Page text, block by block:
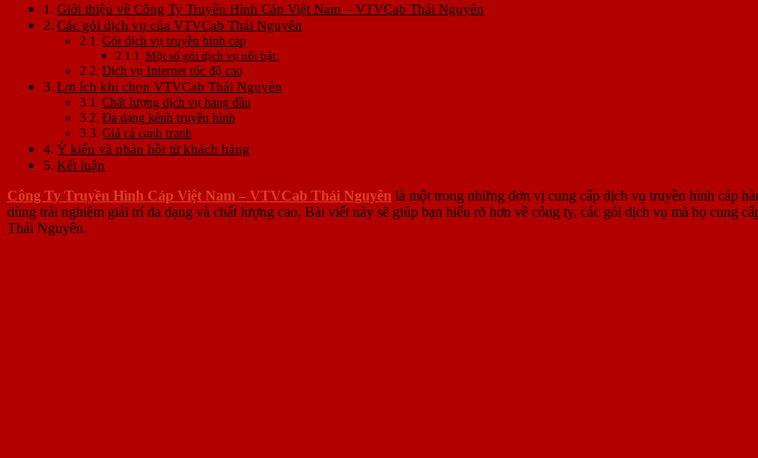
Giới thiệu về Công Ty Truyền Hình Cáp Việt Nam – VTVCab Thái Nguyên
Các gói dịch vụ của VTVCab Thái Nguyên
Gói dịch vụ truyền hình cáp
Một số gói dịch vụ nổi bật:
Dịch vụ Internet tốc độ cao
Lợi ích khi chọn VTVCab Thái Nguyên
Chất lượng dịch vụ hàng đầu
Đa dạng kênh truyền hình
Giá cả cạnh tranh
Ý kiến và phản hồi từ khách hàng
Kết luận
Công Ty Truyền Hình Cáp Việt Nam – VTVCab Thái Nguyên là một trong những đơn vị cung cấp dịch vụ truyền hình cáp
dùng trải nghiệm giải trí đa dạng và chất lượng cao. Bài viết này sẽ giúp bạn hiểu rõ hơn về công ty, các gói dịch vụ mà họ cung
Thái Nguyên.